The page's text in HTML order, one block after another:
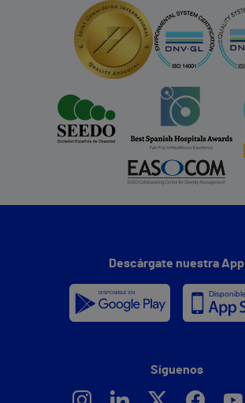
Descárgate nuestra App
Síguenos